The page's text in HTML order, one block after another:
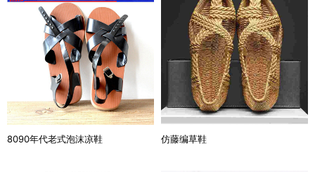
8090年代老式泡沫凉鞋 仿藤编草鞋